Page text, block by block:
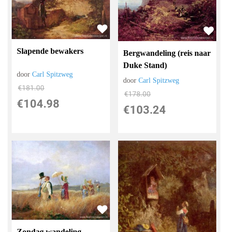
Slapende bewakers
doorCarl Spitzweg
€181.00
€104.98
Bergwandeling (reis naar
Duke Stand)
doorCarl Spitzweg
€178.00
€103.24